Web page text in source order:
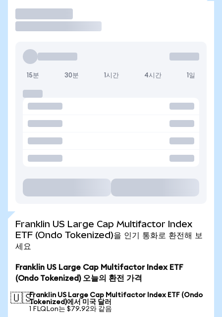
15분 30분 1시간 4시간 1일
Franklin US Large Cap Multifactor Index
ETF (Ondo Tokenized)을 인기 통화로 환전해 보
세요
Franklin US Large Cap Multifactor Index ETF
(Ondo Tokenized) 오늘의 환전 가격
🇺🇸Franklin US Large Cap Multifactor Index ETF (Ondo
Tokenized)에서 미국 달러
1 FLQLon는 $79.92와 같음